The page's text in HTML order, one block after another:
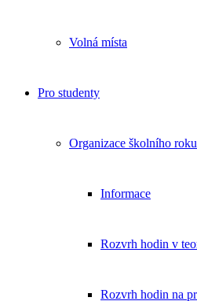
Volná místa
Pro studenty
Organizace školního roku
Informace
Rozvrh hodin v
Rozvrh hodin na